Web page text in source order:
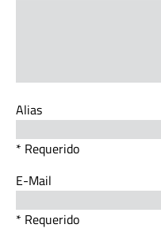
Alias
* Requerido
E-Mail
* Requerido